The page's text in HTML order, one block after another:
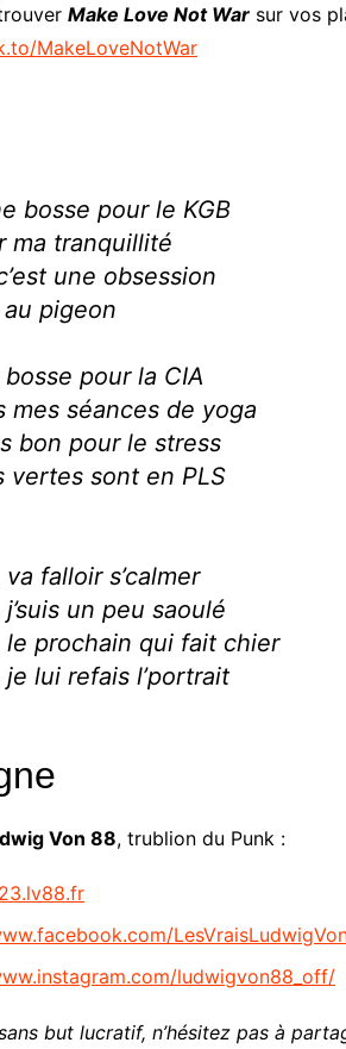
Make Love Not War sur vos
MakeLoveNotWar
bosse pour le KGB
ma tranquillité
une obsession
pigeon
pour la CIA
mes séances de yoga
bon pour le stress
vertes sont en PLS
falloir s’calmer
un peu saoulé
prochain qui fait chier
lui refais l’portrait
Von 88, trublion du Punk :
ludwigvon88_off/
but lucratif, n’hésitez pas à